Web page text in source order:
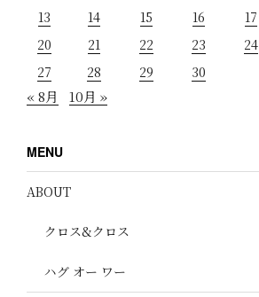
13
14 15 16 17
20
21 22 23 24
27
28 29 30
« 8月 10月 »
MENU
ABOUT
クロス&クロス
ハグ オー ワー